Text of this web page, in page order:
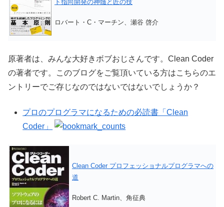
ト指向開発の神髄と匠の技
ロバート・C・マーチン、瀬谷 啓介
原著者は、みんな大好きボブおじさんです。Clean Coder
の著者です。このブログをご覧頂いている方はこちらのエ
ントリーでご存じなのではないではないでしょうか？
プロのプログラマになるための必読書「Clean
Coder」
Clean Coder プロフェッショナルプログラマへの
道
Robert C. Martin、角征典